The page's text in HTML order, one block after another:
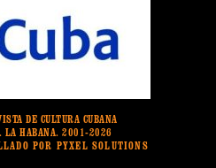
DE CULTURA CUBANA
HABANA. 2001-2026
POR PYXEL SOLUTIONS